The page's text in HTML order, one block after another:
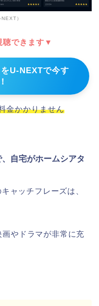
）
聴できます▼
U-NEXTで今す
金かかりません
、自宅がホームシアタ
ャッチフレーズは、
やドラマが非常に充